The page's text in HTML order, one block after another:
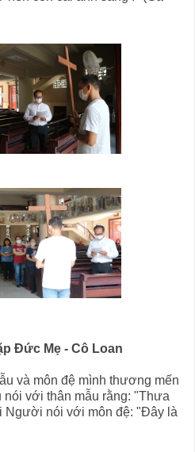
Đức Mẹ - Cô Loan
và môn đệ mình thương mến
với thân mẫu rằng: "Thưa
Người nói với môn đệ: "Ðây là